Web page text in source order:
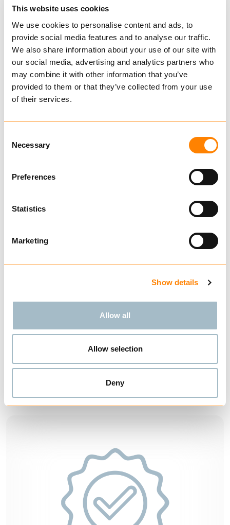
This website uses cookies
We use cookies to personalise content and ads, to
provide social media features and to analyse our traffic.
We also share information about your use of our site with
our social media, advertising and analytics partners who
may combine it with other information that you’ve
provided to them or that they’ve collected from your use
of their services.
Selection
Necessary
Preferences
Statistics
Marketing
Show details
Allow all
Allow selection
Deny
Ofte stilte spørsmål IGLAND
Ofte stilte spørsmål TRYGG